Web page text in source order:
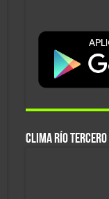
CLIMA Río Tercero